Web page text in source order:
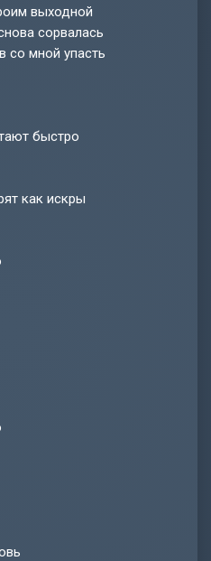
выходной
сорвалась
со мной упасть
быстро
как искры